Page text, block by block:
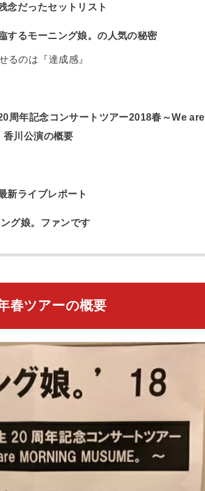
念だったセットリスト
するモーニング娘。の人気の秘密
るのは『達成感』
周年記念コンサートツアー2018春～We are
川公演の概要
新ライブレポート
グ娘。ファンです
春ツアーの概要